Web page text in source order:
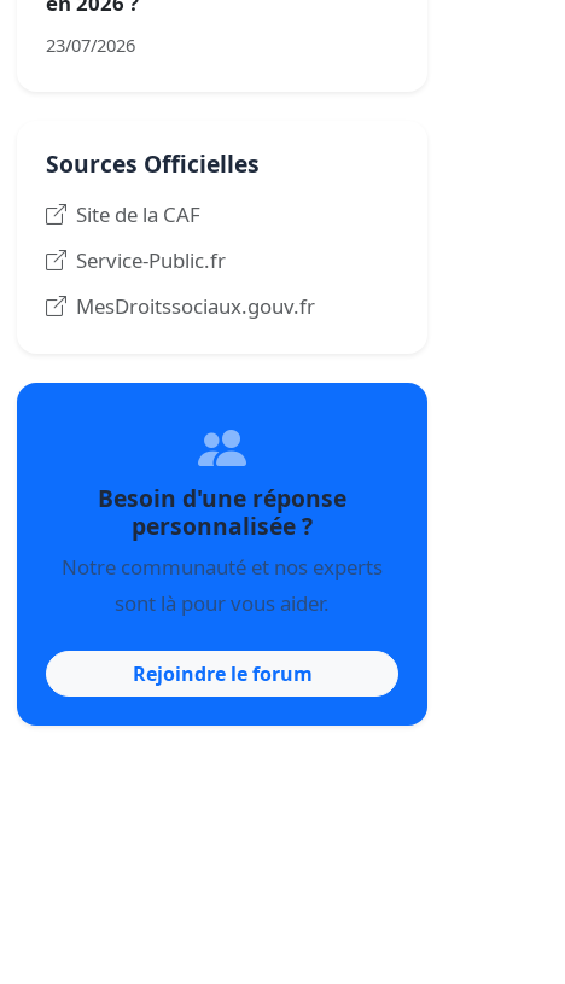
23/07/2026
Sources Officielles
Site de la CAF
Service-Public.fr
MesDroitssociaux.gouv.fr
Besoin d'une réponse
personnalisée ?
Notre communauté et nos experts
sont là pour vous aider.
Rejoindre le forum